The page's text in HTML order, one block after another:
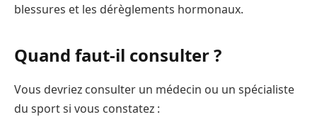
blessures et les dérèglements hormonaux.
Quand faut-il consulter ?
Vous devriez consulter un médecin ou un spécialiste
du sport si vous constatez :